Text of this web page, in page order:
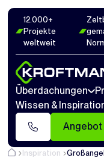
12.000+
Projekte
weltweit
Überdachungen
Wissen &
Inspiration